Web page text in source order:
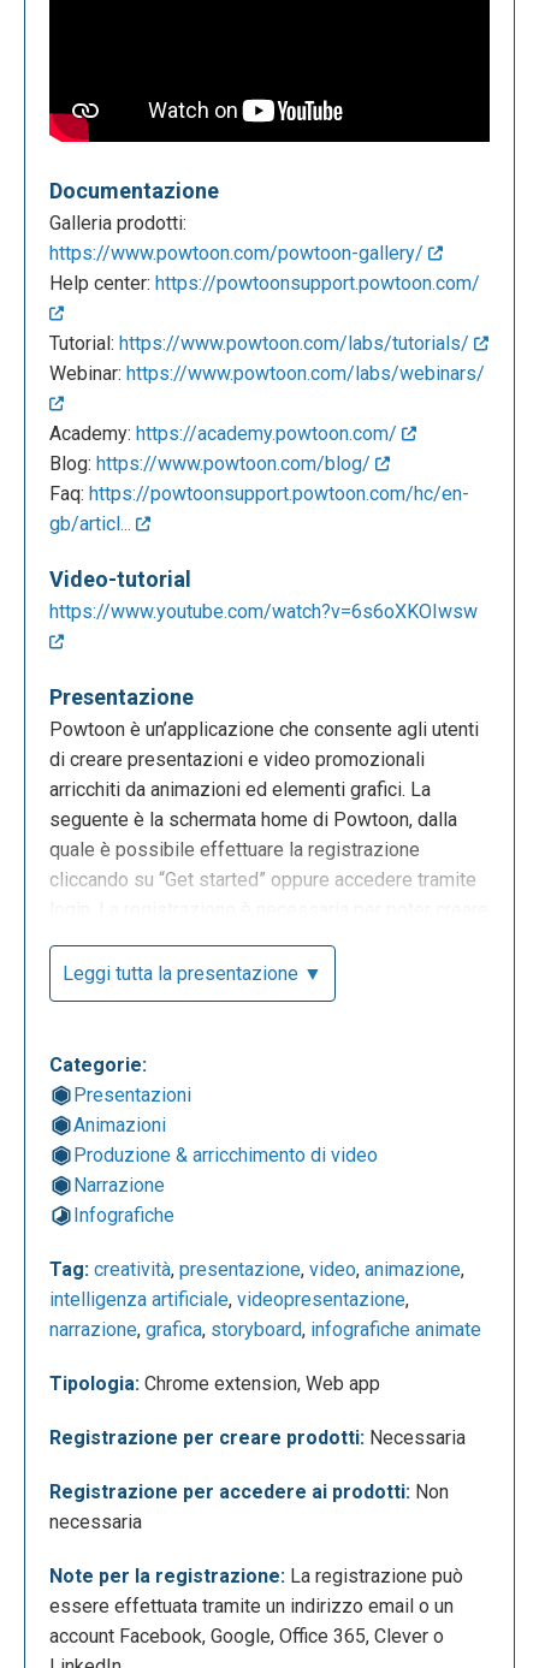
Documentazione
Galleria prodotti:
https://www.powtoon.com/powtoon-gallery/
Help center: https://powtoonsupport.powtoon.com/
Tutorial: https://www.powtoon.com/labs/tutorials/
Webinar: https://www.powtoon.com/labs/webinars/
Academy: https://academy.powtoon.com/
Blog: https://www.powtoon.com/blog/
Faq: https://powtoonsupport.powtoon.com/hc/en-
gb/articl...
Video-tutorial
https://www.youtube.com/watch?v=6s6oXKOIwsw
Presentazione
Powtoon è un’applicazione che consente agli utenti
di creare presentazioni e video promozionali
arricchiti da animazioni ed elementi grafici. La
seguente è la schermata home di Powtoon, dalla
quale è possibile effettuare la registrazione
cliccando su “Get started” oppure accedere tramite
contenuti digitali. L’app è disponibile in una versione
gratuita; tuttavia, per accedere a un numero
maggiore di modelli e funzionalità, è possibile
annuale.
possibile avviare nuovi progetti in diversi modi:
predefiniti (“templates”), importando contenuti da
intelligenza artificiale (“create with AI”), tutte opzioni
accessibili dal menu di sinistra. Attraverso la
diverse tipologie di progetto (come video animati,
formazione), accedendo a template e strumenti
Leggi tutta la presentazione ▼
Categorie:
Presentazioni
Animazioni
Produzione & arricchimento di video
Narrazione
Infografiche
Tag: creatività, presentazione, video, animazione,
intelligenza artificiale, videopresentazione,
narrazione, grafica, storyboard, infografiche animate
Tipologia: Chrome extension, Web app
Registrazione per creare prodotti: Necessaria
Registrazione per accedere ai prodotti: Non
necessaria
Note per la registrazione: La registrazione può
essere effettuata tramite un indirizzo email o un
account Facebook, Google, Office 365, Clever o